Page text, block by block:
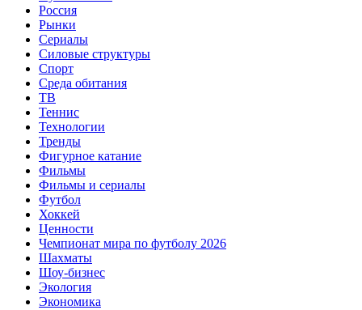
Россия
Рынки
Сериалы
Силовые структуры
Спорт
Среда обитания
ТВ
Теннис
Технологии
Тренды
Фигурное катание
Фильмы
Фильмы и сериалы
Футбол
Хоккей
Ценности
Чемпионат мира по футболу 2026
Шахматы
Шоу-бизнес
Экология
Экономика